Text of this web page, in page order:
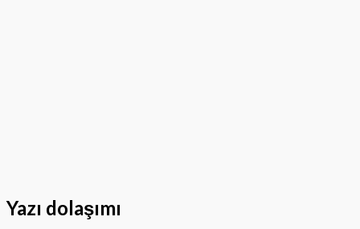
Yazı dolaşımı